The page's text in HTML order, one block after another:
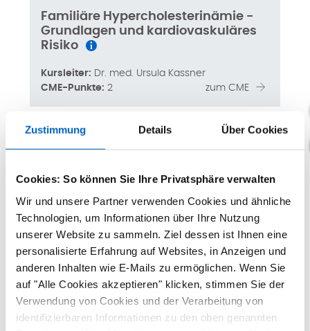
Zustimmung Details Über Cookies
Cookies: So können Sie Ihre Privatsphäre verwalten
Wir und unsere Partner verwenden Cookies und ähnliche
Technologien, um Informationen über Ihre Nutzung
unserer Website zu sammeln. Ziel dessen ist Ihnen eine
personalisierte Erfahrung auf Websites, in Anzeigen und
anderen Inhalten wie E-Mails zu ermöglichen. Wenn Sie
auf "Alle Cookies akzeptieren" klicken, stimmen Sie der
Verwendung von Cookies und der Verarbeitung von
identifizierbaren Informationen zu den oben genannten
Familiäre Hypercholesterinämie -
Grundlagen und kardiovaskuläres
Risiko
Kursleiter: Dr. med. Ursula Kassner
CME-Punkte: 2 zum CME
Endokrine Orbitopathie - Ein
Überblick zum Krankheitsbild